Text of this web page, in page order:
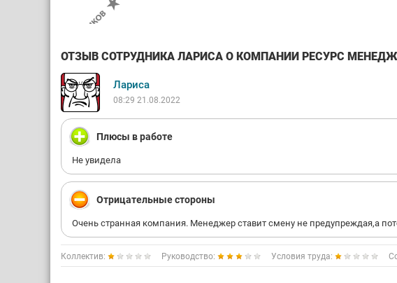
ОТЗЫВ СОТРУДНИКА ЛАРИСА О КОМПАНИИ РЕСУРС
Лариса
08:29 21.08.2022
Плюсы в работе
Не увидела
Отрицательные стороны
Очень странная компания. Менеджер ставит смену не предупреждая,а
Коллектив: Руководство: Условия труда: